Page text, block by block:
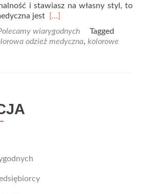
i stawiasz na własny styl, to
jest
Read
about
Znudził
[…]
wiarygodnych
Tagged
odzież medyczna, kolorowe